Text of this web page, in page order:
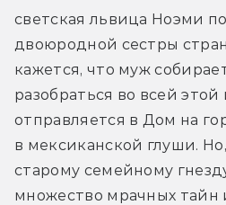
светская львица Ноэми
двоюродной сестры
кажется, что муж
разобраться во всей
отправляется в Дом на
в мексиканской глуши.
старому семейному
множество мрачных тайн